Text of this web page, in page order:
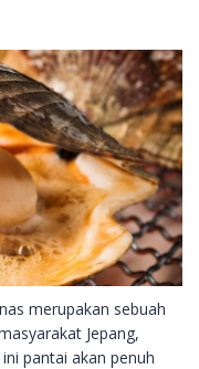
merupakan sebuah
Jepang,
pantai akan penuh